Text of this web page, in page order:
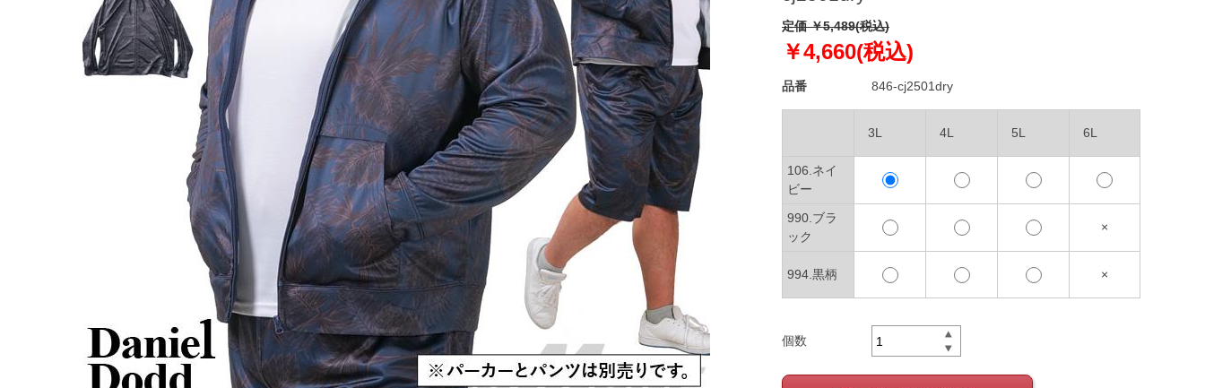
定価 ￥5,489(税込)
￥4,660(税込)
品番 846-cj2501dry
3L 4L 5L 6L
106.ネイ
ビー
990.ブラ
ック
×
994.黒柄 ×
個数